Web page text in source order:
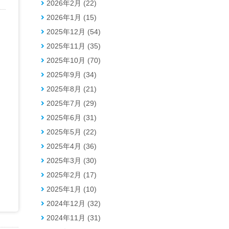
2026年2月 (22)
2026年1月 (15)
2025年12月 (54)
2025年11月 (35)
2025年10月 (70)
2025年9月 (34)
2025年8月 (21)
2025年7月 (29)
2025年6月 (31)
2025年5月 (22)
2025年4月 (36)
2025年3月 (30)
2025年2月 (17)
2025年1月 (10)
2024年12月 (32)
2024年11月 (31)